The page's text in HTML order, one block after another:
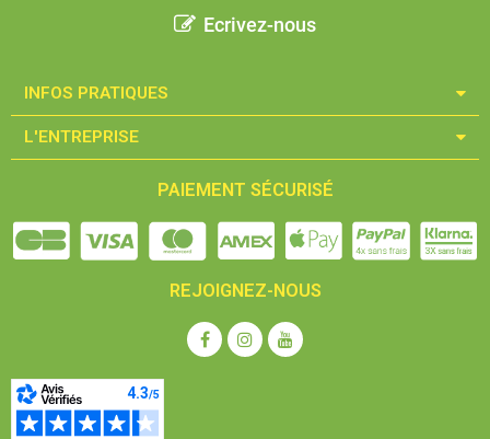
Ecrivez-nous
INFOS PRATIQUES​
L'ENTREPRISE​
PAIEMENT SÉCURISÉ
REJOIGNEZ-NOUS